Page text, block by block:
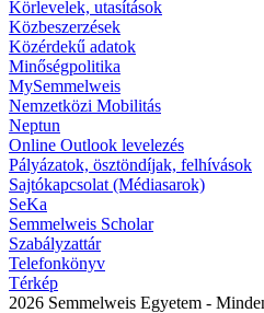
Körlevelek, utasítások
Közbeszerzések
Közérdekű adatok
Minőségpolitika
MySemmelweis
Nemzetközi Mobilitás
Neptun
Online Outlook levelezés
Pályázatok, ösztöndíjak, felhívások
Sajtókapcsolat (Médiasarok)
SeKa
Semmelweis Scholar
Szabályzattár
Telefonkönyv
Térkép
2026 Semmelweis Egyetem -